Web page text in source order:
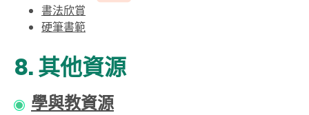
書法欣賞
硬筆書範
8. 其他資源
學與教資源